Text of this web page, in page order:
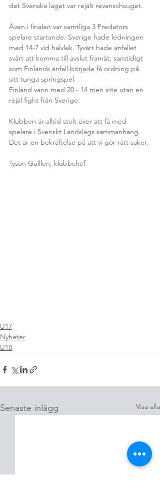
det Svenska laget var rejält revanschsuget.
Även i finalen var samtliga 3 Predators
spelare startande. Sverige hade ledningen
med 14-7 vid halvlek. Tyvärr hade anfallet
svårt att komma till avslut framåt, samtidigt
som Finlands anfall började få ordning på
sitt tunga springspel.
Finland vann med 20 - 14 men inte utan en
rejäl fight från Sverige.
Klubben är alltid stolt över att få med
spelare i Svenskt Landslags sammanhang.
Det är en bekräftelse på att vi gör rätt saker.
Tyson Guillen, klubbchef
U17
Nyheter
U18
Senaste inlägg Visa alla